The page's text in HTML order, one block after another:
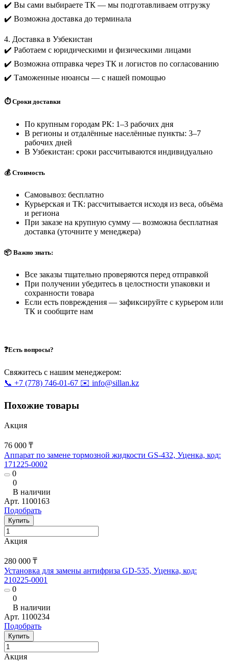
✔️ Вы сами выбираете ТК — мы подготавливаем отгрузку
✔️ Возможна доставка до терминала
4. Доставка в Узбекистан
✔️ Работаем с юридическими и физическими лицами
✔️ Возможна отправка через ТК и логистов по согласованию
✔️ Таможенные нюансы — с нашей помощью
⏱️ Сроки доставки
По крупным городам РК: 1–3 рабочих дня
В регионы и отдалённые населённые пункты: 3–7
рабочих дней
В Узбекистан: сроки рассчитываются индивидуально
💰 Стоимость
Самовывоз: бесплатно
Курьерская и ТК: рассчитывается исходя из веса, объёма
и региона
При заказе на крупную сумму — возможна бесплатная
доставка (уточните у менеджера)
📦 Важно знать:
Все заказы тщательно проверяются перед отправкой
При получении убедитесь в целостности упаковки и
сохранности товара
Если есть повреждения — зафиксируйте с курьером или
ТК и сообщите нам
❓Есть вопросы?
Свяжитесь с нашим менеджером:
📞 +7 (778) 746-01-67 ✉️ info@sillan.kz
Похожие товары
Акция
76 000 ₸
Аппарат по замене тормозной жидкости GS-432, Уценка, код:
171225-0002
0
0
В наличии
Арт. 1100163
Подобрать
Купить
Акция
280 000 ₸
Установка для замены антифриза GD-535, Уценка, код:
210225-0001
0
0
В наличии
Арт. 1100234
Подобрать
Купить
Акция